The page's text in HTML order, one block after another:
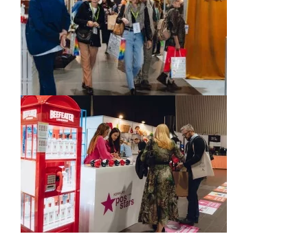
Wissen
Product Guide
Jobshop
Suche